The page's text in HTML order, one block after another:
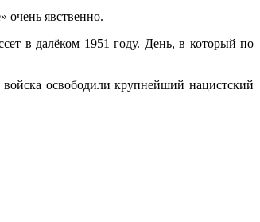
очень явственно.
в далёком 1951 году. День, в который по
освободили крупнейший нацистский